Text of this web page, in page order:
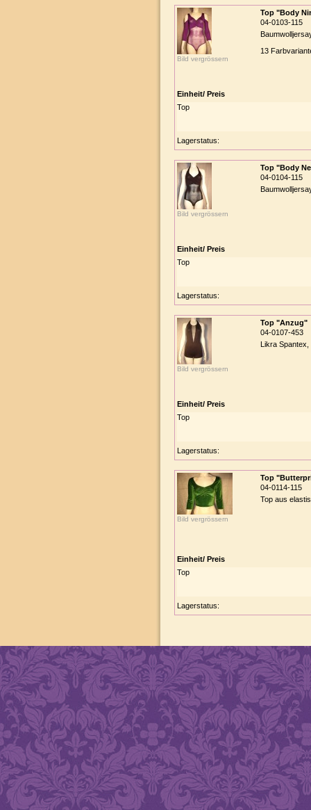
Bild vergrössern
Top "Body
04-0103-115
13
Einheit/ Preis
Top
Lagerstatus:
Bild vergrössern
Top "Body
04-0104-115
Einheit/ Preis
Top
Lagerstatus:
Bild vergrössern
Top "Anzug"
04-0107-453
Likra Spantex,
Einheit/ Preis
Top
Lagerstatus:
Bild vergrössern
Top
04-0114-115
Top aus
Einheit/ Preis
Top
Lagerstatus: